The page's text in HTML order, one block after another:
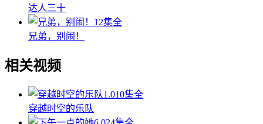
达人三十
12集全
兄弟，别闹！
相关视频
1.010集全
穿越时空的乐队